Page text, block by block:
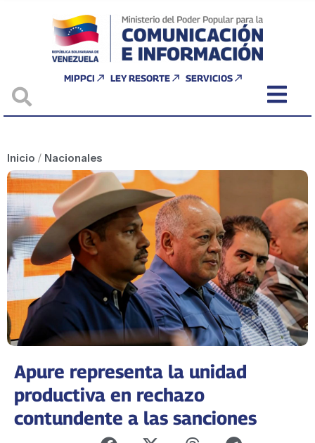
MIPPCI LEY RESORTE SERVICIOS
Inicio / Nacionales
Apure representa la unidad
productiva en rechazo
contundente a las sanciones